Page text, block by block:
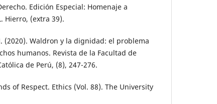
Edición Especial: Homenaje a
Hierro, (extra 39).
(2020). Waldron y la dignidad: el problema
humanos. Revista de la Facultad de
de Perú, (8), 247-276.
of Respect. Ethics (Vol. 88). The University